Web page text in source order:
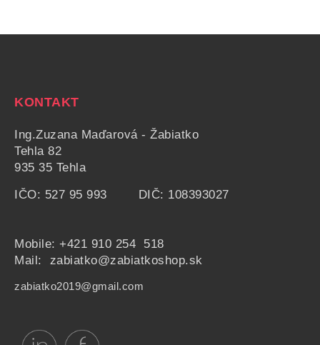
KONTAKT
Ing.Zuzana Maďarová - Žabiatko
Tehla 82
935 35 Tehla
IČO: 527 95 993 DIČ: 108393027
Mobile: +421 910 254 518
Mail: zabiatko@zabiatkoshop.sk
zabiatko2019@gmail.com